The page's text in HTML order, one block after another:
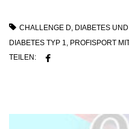
CHALLENGE D, DIABETES
DIABETES TYP 1, PROFISPORT
TEILEN: